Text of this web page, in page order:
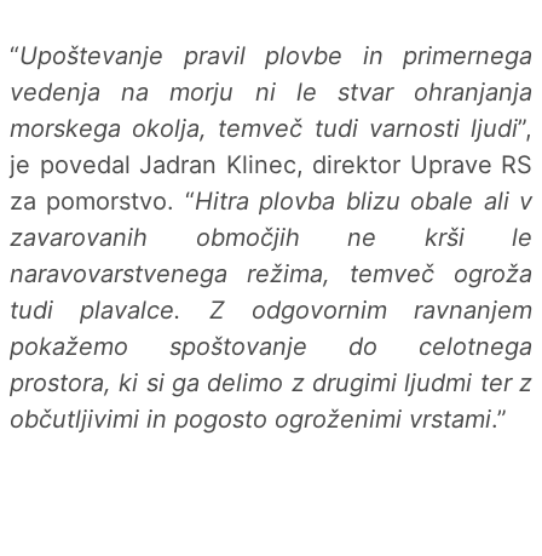
“Upoštevanje pravil plovbe in primernega
vedenja na morju ni le stvar ohranjanja
morskega okolja, temveč tudi varnosti ljudi”,
je povedal Jadran Klinec, direktor Uprave RS
za pomorstvo. “Hitra plovba blizu obale ali v
zavarovanih območjih ne krši le
naravovarstvenega režima, temveč ogroža
tudi plavalce. Z odgovornim ravnanjem
pokažemo spoštovanje do celotnega
prostora, ki si ga delimo z drugimi ljudmi ter z
občutljivimi in pogosto ogroženimi vrstami.”